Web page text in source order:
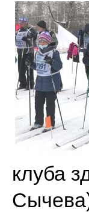
клуба